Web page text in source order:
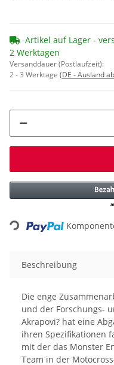
Artikel auf Lager -
2 Werktagen
Versanddauer (Postlaufzeit):
2 - 3 Werktage (DE - Ausland
Loading...
Beschreibung
Die enge
und der Forschungs-
Akrapovi? hat eine
ihren Spezifikationen
mit der das Monster
Team in der